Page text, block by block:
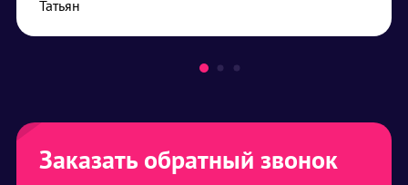
Татьян
Заказать обратный звонок